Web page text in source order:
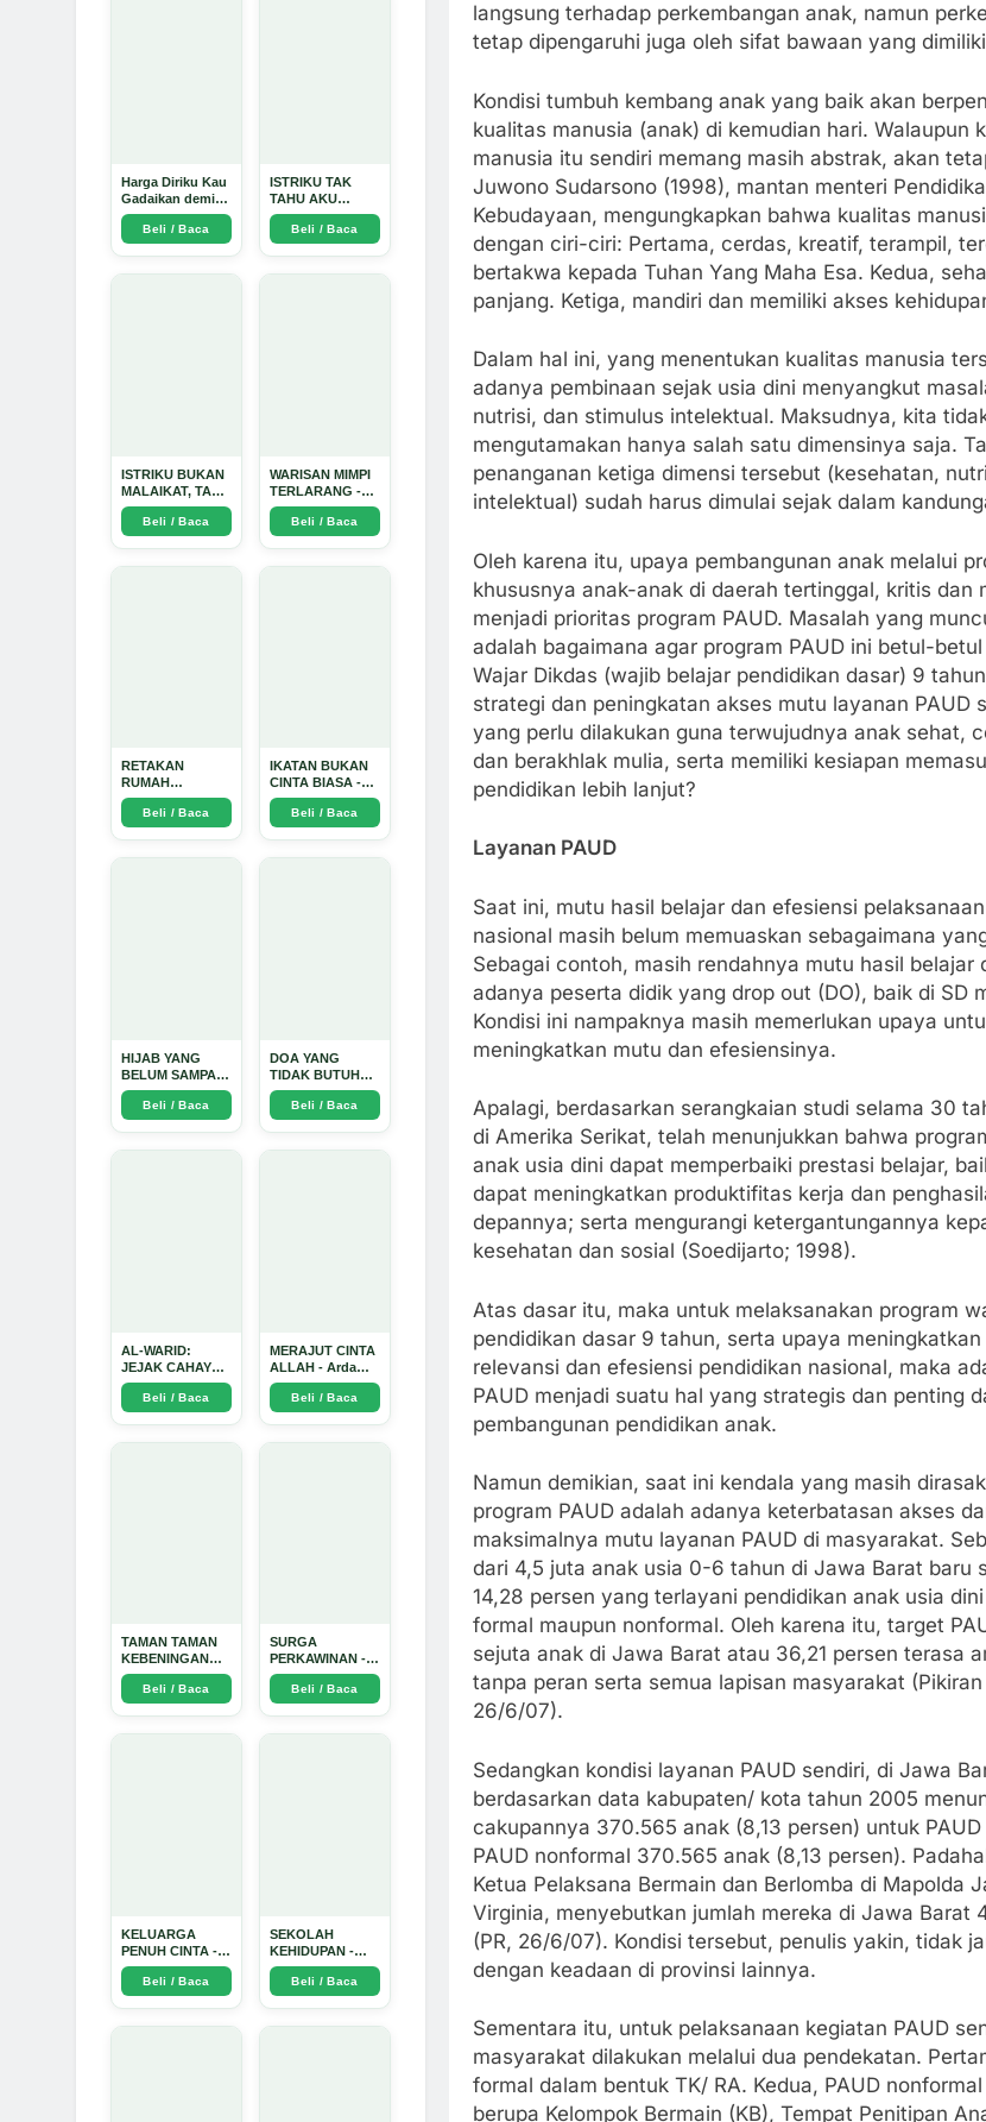
Harga Diriku Kau
Gadaikan demi
Perempuan Itu -
Arda Dinata
Beli / Baca
ISTRIKU TAK
TAHU AKU
PENGUSAHA
EMAS - Arda
Beli / Baca
ISTRIKU BUKAN
MALAIKAT, TAPI
AKU JUGA
TIDAK SUCI -
Arda Dinata
Beli / Baca
WARISAN MIMPI
TERLARANG -
Arda Dinata
Beli / Baca
RETAKAN
RUMAH
TANGGA:
SebuahBeli / Baca
IKATAN BUKAN
CINTA BIASA -
Arda Dinata
Beli / Baca
HIJAB YANG
BELUM SAMPAI
KE HATI: Ketika
Cinta Seorang
Ustadz Menjadi
Beli / Baca
DOA YANG
TIDAK BUTUH
SINYAL: Kisah
Tiga Jiwa yang
Tersesat di Era AI
Beli / Baca
AL-WARID:
JEJAK CAHAYA
DI ANTARA DUA
ZAMAN - Arda
Dinata
Beli / Baca
MERAJUT CINTA
ALLAH - Arda
Dinata
Beli / Baca
TAMAN TAMAN
KEBENINGAN
HATI - Arda
DinataBeli / Baca
SURGA
PERKAWINAN -
Arda Dinata
Beli / Baca
KELUARGA
PENUH CINTA -
Arda Dinata
Beli / Baca
SEKOLAH
KEHIDUPAN -
Arda Dinata
Beli / Baca
langsung terhadap perkembangan anak, namun
tetap dipengaruhi juga oleh sifat bawaan yang
Kondisi tumbuh kembang anak yang baik akan
kualitas manusia (anak) di kemudian hari. Walaupun
manusia itu sendiri memang masih abstrak, akan
Juwono Sudarsono (1998), mantan menteri
Kebudayaan, mengungkapkan bahwa kualitas
dengan ciri-ciri: Pertama, cerdas, kreatif, terampil,
bertakwa kepada Tuhan Yang Maha Esa. Kedua,
panjang. Ketiga, mandiri dan memiliki akses
Dalam hal ini, yang menentukan kualitas manusia
adanya pembinaan sejak usia dini menyangkut
nutrisi, dan stimulus intelektual. Maksudnya, kita
mengutamakan hanya salah satu dimensinya saja.
penanganan ketiga dimensi tersebut (kesehatan,
intelektual) sudah harus dimulai sejak dalam
Oleh karena itu, upaya pembangunan anak melalui
khususnya anak-anak di daerah tertinggal, kritis dan
menjadi prioritas program PAUD. Masalah yang
adalah bagaimana agar program PAUD ini betul-
Wajar Dikdas (wajib belajar pendidikan dasar) 9
strategi dan peningkatan akses mutu layanan PAUD
yang perlu dilakukan guna terwujudnya anak sehat,
dan berakhlak mulia, serta memiliki kesiapan
pendidikan lebih lanjut?
Layanan PAUD
Saat ini, mutu hasil belajar dan efesiensi
nasional masih belum memuaskan sebagaimana
Sebagai contoh, masih rendahnya mutu hasil belajar
adanya peserta didik yang drop out (DO), baik di SD
Kondisi ini nampaknya masih memerlukan upaya
meningkatkan mutu dan efesiensinya.
Apalagi, berdasarkan serangkaian studi selama 30
di Amerika Serikat, telah menunjukkan bahwa
anak usia dini dapat memperbaiki prestasi belajar,
dapat meningkatkan produktifitas kerja dan
depannya; serta mengurangi ketergantungannya
kesehatan dan sosial (Soedijarto; 1998).
Atas dasar itu, maka untuk melaksanakan program
pendidikan dasar 9 tahun, serta upaya meningkatkan
relevansi dan efesiensi pendidikan nasional, maka
PAUD menjadi suatu hal yang strategis dan penting
pembangunan pendidikan anak.
Namun demikian, saat ini kendala yang masih
program PAUD adalah adanya keterbatasan akses
maksimalnya mutu layanan PAUD di masyarakat.
dari 4,5 juta anak usia 0-6 tahun di Jawa Barat baru
14,28 persen yang terlayani pendidikan anak usia
formal maupun nonformal. Oleh karena itu, target
sejuta anak di Jawa Barat atau 36,21 persen terasa
tanpa peran serta semua lapisan masyarakat
26/6/07).
Sedangkan kondisi layanan PAUD sendiri, di Jawa
berdasarkan data kabupaten/ kota tahun 2005
cakupannya 370.565 anak (8,13 persen) untuk
PAUD nonformal 370.565 anak (8,13 persen).
Ketua Pelaksana Bermain dan Berlomba di Mapolda
Virginia, menyebutkan jumlah mereka di Jawa Barat
(PR, 26/6/07). Kondisi tersebut, penulis yakin, tidak
dengan keadaan di provinsi lainnya.
Sementara itu, untuk pelaksanaan kegiatan PAUD
masyarakat dilakukan melalui dua pendekatan.
formal dalam bentuk TK/ RA. Kedua, PAUD
berupa Kelompok Bermain (KB), Tempat Penitipan